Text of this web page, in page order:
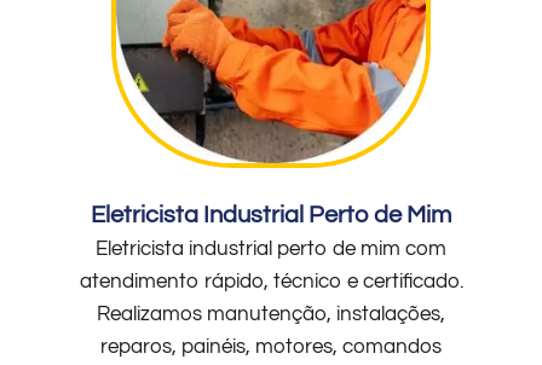
Eletricista Industrial Perto de Mim
Eletricista industrial perto de mim com
atendimento rápido, técnico e certificado.
Realizamos manutenção, instalações,
reparos, painéis, motores, comandos